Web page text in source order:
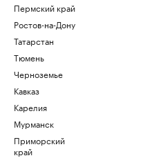
Пермский край
Ростов-на-Дону
Татарстан
Тюмень
Черноземье
Кавказ
Карелия
Мурманск
Приморский
край